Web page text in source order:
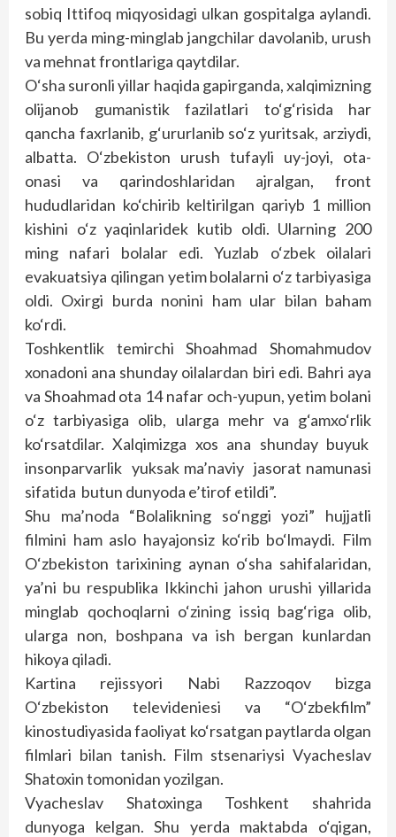
sobiq Ittifoq miqyosidagi ulkan gospitalga aylandi.
Bu yerda ming-minglab jangchilar davolanib, urush
va mehnat frontlariga qaytdilar.
O‘sha suronli yillar haqida gapirganda, xalqimizning
olijanob gumanistik fazilatlari to‘g‘risida har
qancha faxrlanib, g‘ururlanib so‘z yuritsak, arziydi,
albatta. O‘zbekiston urush tufayli uy-joyi, ota-
onasi va qarindoshlaridan ajralgan, front
hududlaridan ko‘chirib keltirilgan qariyb 1 million
kishini o‘z yaqinlaridek kutib oldi. Ularning 200
ming nafari bolalar edi. Yuzlab o‘zbek oilalari
evakuatsiya qilingan yetim bolalarni o‘z tarbiyasiga
oldi. Oxirgi burda nonini ham ular bilan baham
ko‘rdi.
Toshkentlik temirchi Shoahmad Shomahmudov
xonadoni ana shunday oilalardan biri edi. Bahri aya
va Shoahmad ota 14 nafar och-yupun, yetim bolani
o‘z tarbiyasiga olib, ularga mehr va g‘amxo‘rlik
ko‘rsatdilar. Xalqimizga xos ana shunday buyuk
insonparvarlik yuksak ma’naviy jasorat namunasi
sifatida butun dunyoda e’tirof etildi”.
Shu ma’noda “Bolalikning so‘nggi yozi” hujjatli
filmini ham aslo hayajonsiz ko‘rib bo‘lmaydi. Film
O‘zbekiston tarixining aynan o‘sha sahifalaridan,
ya’ni bu respublika Ikkinchi jahon urushi yillarida
minglab qochoqlarni o‘zining issiq bag‘riga olib,
ularga non, boshpana va ish bergan kunlardan
hikoya qiladi.
Kartina rejissyori Nabi Razzoqov bizga
O‘zbekiston televideniesi va “O‘zbekfilm”
kinostudiyasida faoliyat ko‘rsatgan paytlarda olgan
filmlari bilan tanish. Film stsenariysi Vyacheslav
Shatoxin tomonidan yozilgan.
Vyacheslav Shatoxinga Toshkent shahrida
dunyoga kelgan. Shu yerda maktabda o‘qigan,